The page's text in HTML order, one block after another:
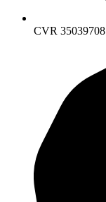
CVR 35039708